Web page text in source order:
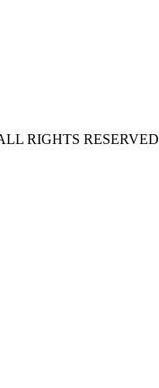
RIGHTS RESERVED